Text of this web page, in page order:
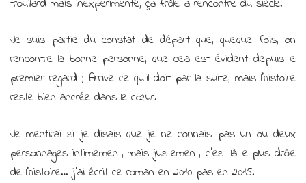
trouillard mais inexpérimenté, ça frôle la rencontre du siècle.
Je suis partie du constat de départ que, quelque fois, on
rencontre la bonne personne, que cela est évident depuis le
premier regard ; Arrive ce qu’il doit par la suite, mais l’histoire
reste bien ancrée dans le cœur.
Je mentirai si je disais que je ne connais pas un ou deux
personnages intimement, mais justement, c’est là le plus drôle
de l’histoire… j’ai écrit ce roman en 2010 pas en 2015.